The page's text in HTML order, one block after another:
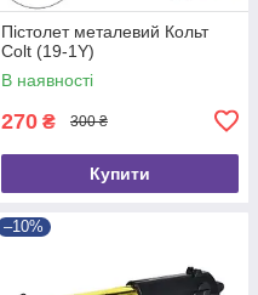
Пістолет металевий Кольт
Colt (19-1Y)
В наявності
270 ₴ 300 ₴
Купити
–10%